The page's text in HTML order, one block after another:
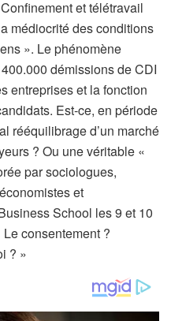
et télétravail
médiocrité des conditions
». Le phénomène
démissions de CDI
entreprises et la fonction
Est-ce, en période
rééquilibrage d’un marché
? Ou une véritable «
par sociologues,
et
School les 9 et 10
consentement ?
? »